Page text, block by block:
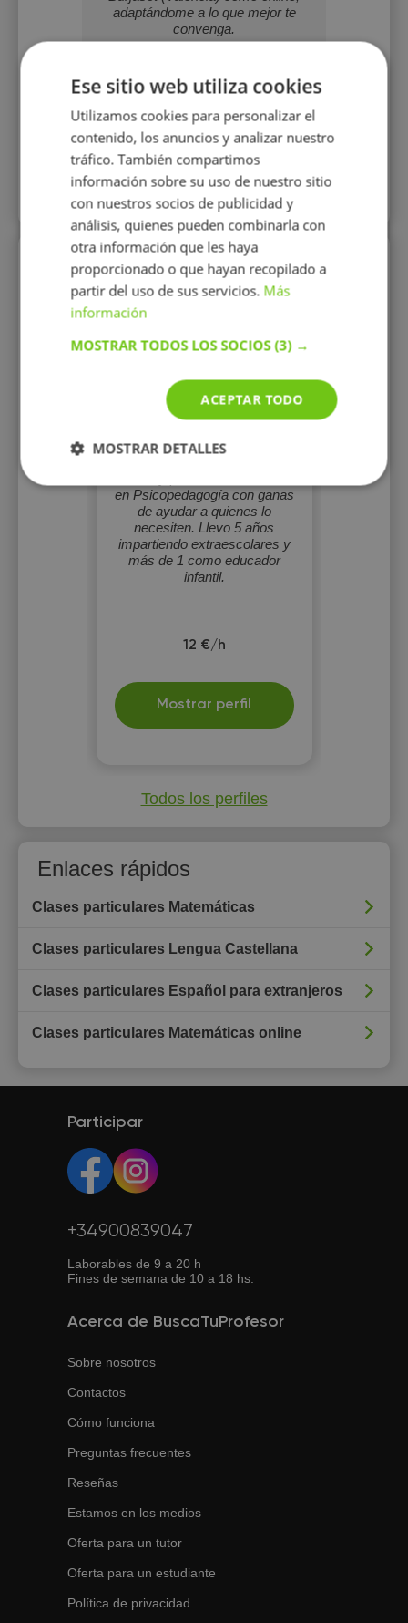
adaptándome a lo que mejor te
convenga.
13 €/h
Mostrar perfil
Más perfiles similares
Perfiles vistos
Jon Ramírez
en Psicopedagogía con ganas
de ayudar a quienes lo
necesiten. Llevo 5 años
impartiendo extraescolares y
más de 1 como educador
infantil.
12 €/h
Mostrar perfil
Todos los perfiles
Enlaces rápidos
Clases particulares Matemáticas
Clases particulares Lengua Castellana
Clases particulares Español para extranjeros
Clases particulares Matemáticas online
Participar
+34900839047
Laborables de 9 a 20 h
Fines de semana de 10 a 18 hs.
Acerca de BuscaTuProfesor
Sobre nosotros
Contactos
Cómo funciona
Preguntas frecuentes
Reseñas
Estamos en los medios
Oferta para un tutor
Oferta para un estudiante
Política de privacidad
Ese sitio web utiliza cookies
Utilizamos cookies para personalizar el
contenido, los anuncios y analizar nuestro
tráfico. También compartimos
información sobre su uso de nuestro sitio
con nuestros socios de publicidad y
análisis, quienes pueden combinarla con
otra información que les haya
proporcionado o que hayan recopilado a
partir del uso de sus servicios. Más
información
MOSTRAR TODOS LOS SOCIOS(3) →
ACEPTAR TODO
MOSTRAR DETALLES